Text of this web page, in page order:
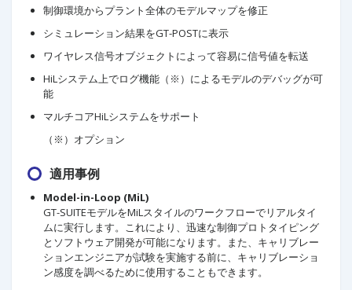
制御環境からプラント全体のモデルマップを修正
シミュレーション結果をGT-POSTに表示
ワイヤレス信号オブジェクトによって容易に信号値を転送
HiLシステム上でログ機能（※）によるモデルのデバッグが可
能
マルチコアHiLシステムをサポート
（※）オプション
適用事例
Model-in-Loop (MiL)
GT-SUITEモデルをMiLスタイルのワークフローでリアルタイ
ムに実行します。これにより、迅速な制御プロトタイピング
とソフトウェア開発が可能になります。また、キャリブレー
ションエンジニアが試験を実施する前に、キャリブレーショ
ン感度を調べるために使用することもできます。